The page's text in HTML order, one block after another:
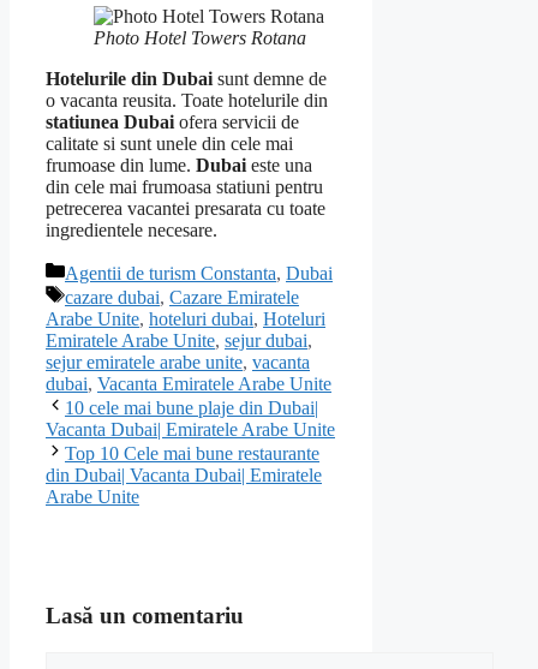
Photo Hotel Towers Rotana
Hotelurile din Dubai sunt demne de
o vacanta reusita. Toate hotelurile din
statiunea Dubai ofera servicii de
calitate si sunt unele din cele mai
frumoase din lume. Dubai este una
din cele mai frumoasa statiuni pentru
petrecerea vacantei presarata cu toate
ingredientele necesare.
Categorii
Agentii de turism Constanta, Dubai
Etichete
cazare dubai, Cazare Emiratele
Arabe Unite, hoteluri dubai, Hoteluri
Emiratele Arabe Unite, sejur dubai,
sejur emiratele arabe unite, vacanta
dubai, Vacanta Emiratele Arabe Unite
10 cele mai bune plaje din Dubai|
Vacanta Dubai| Emiratele Arabe Unite
Top 10 Cele mai bune restaurante
din Dubai| Vacanta Dubai| Emiratele
Arabe Unite
Lasă un comentariu